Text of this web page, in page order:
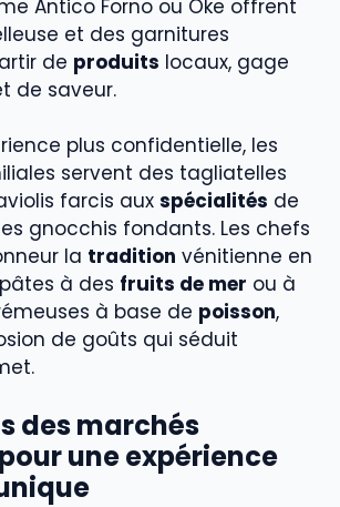
Antico Forno ou Oke offrent
et des garnitures
de produits locaux, gage
de saveur.
plus confidentielle, les
servent des tagliatelles
farcis aux spécialités de
gnocchis fondants. Les chefs
la tradition vénitienne en
à des fruits de mer ou à
à base de poisson,
de goûts qui séduit
des marchés
une expérience